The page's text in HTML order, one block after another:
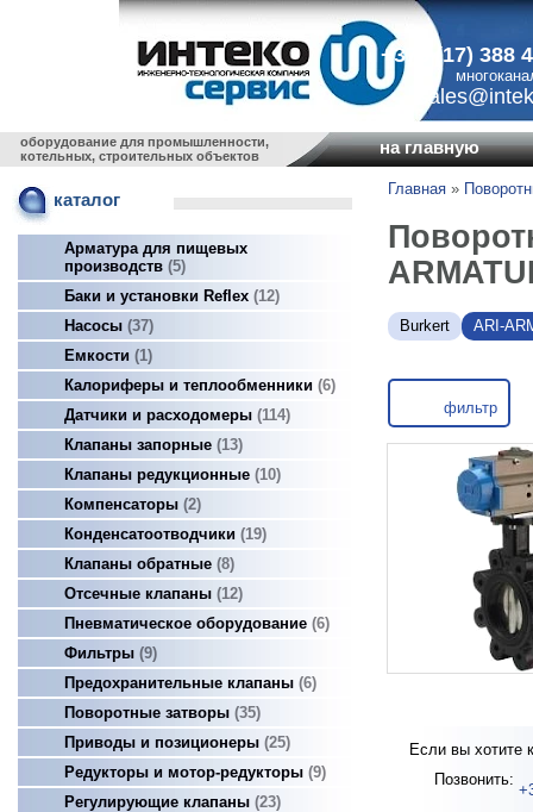
+375 (17) 388
оборудование для промышленности,
котельных, строительных объектов
на главную
каталог
Арматура для пищевых
производств 5
Баки и установки Reflex 12
Насосы 37
Емкости
1
Калориферы и теплообменники 6
Датчики и расходомеры 114
Клапаны запорные 13
Клапаны редукционные 10
Компенсаторы 2
Конденсатоотводчики
19
Клапаны обратные 8
Отсечные клапаны 12
Пневматическое оборудование 6
Фильтры 9
Предохранительные клапаны 6
Поворотные затворы 35
Приводы и позиционеры 25
Редукторы и мотор-редукторы 9
Регулирующие клапаны 23
Главная »
Burkert ARI-
фильтр
Если вы хотите
Позвонить: